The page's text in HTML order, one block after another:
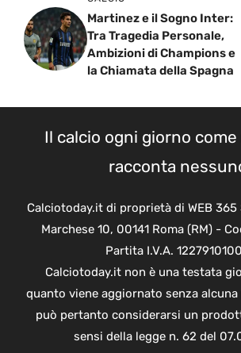
Martinez e il Sogno Inter:
Tra Tragedia Personale,
Ambizioni di Champions e
la Chiamata della Spagna
Il calcio ogni giorno
racconta
Calciotoday.it di proprietà di WEB 365
Marchese 10, 00141 Roma (RM) -
Partita I.V.A.
Calciotoday.it non è una testata
quanto viene aggiornato senza
può pertanto considerarsi un
sensi della legge n. 62 del